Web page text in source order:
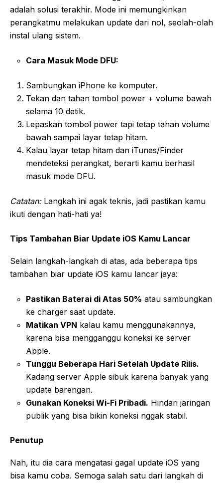
adalah solusi terakhir. Mode ini memungkinkan
perangkatmu melakukan update dari nol, seolah-olah
instal ulang sistem.
Cara Masuk Mode DFU:
Sambungkan iPhone ke komputer.
Tekan dan tahan tombol power + volume bawah
selama 10 detik.
Lepaskan tombol power tapi tetap tahan volume
bawah sampai layar tetap hitam.
Kalau layar tetap hitam dan iTunes/Finder
mendeteksi perangkat, berarti kamu berhasil
masuk mode DFU.
Catatan:Langkah ini agak teknis, jadi pastikan kamu
ikuti dengan hati-hati ya!
Tips Tambahan Biar Update iOS Kamu Lancar
Selain langkah-langkah di atas, ada beberapa tips
tambahan biar update iOS kamu lancar jaya:
Pastikan Baterai di Atas 50% atau sambungkan
ke charger saat update.
Matikan VPN kalau kamu menggunakannya,
karena bisa mengganggu koneksi ke server
Apple.
Tunggu Beberapa Hari Setelah Update Rilis.
Kadang server Apple sibuk karena banyak yang
update barengan.
Gunakan Koneksi Wi-Fi Pribadi. Hindari jaringan
publik yang bisa bikin koneksi nggak stabil.
Penutup
Nah, itu dia cara mengatasi gagal update iOS yang
bisa kamu coba. Semoga salah satu dari langkah di